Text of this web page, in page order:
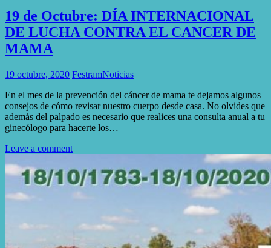
19 de Octubre: DÍA INTERNACIONAL
DE LUCHA CONTRA EL CANCER DE
MAMA
19 octubre, 2020 FestramNoticias
En el mes de la prevención del cáncer de mama te dejamos algunos
consejos de cómo revisar nuestro cuerpo desde casa. No olvides que
además del palpado es necesario que realices una consulta anual a tu
ginecólogo para hacerte los…
Leave a comment